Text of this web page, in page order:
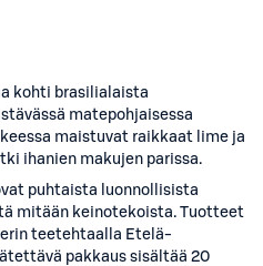
kohti brasilialaista
matepohjaisessa
maistuvat raikkaat lime ja
ihanien makujen parissa.
puhtaista luonnollisista
mitään keinotekoista. Tuotteet
teetehtaalla Etelä-
pakkaus sisältää 20